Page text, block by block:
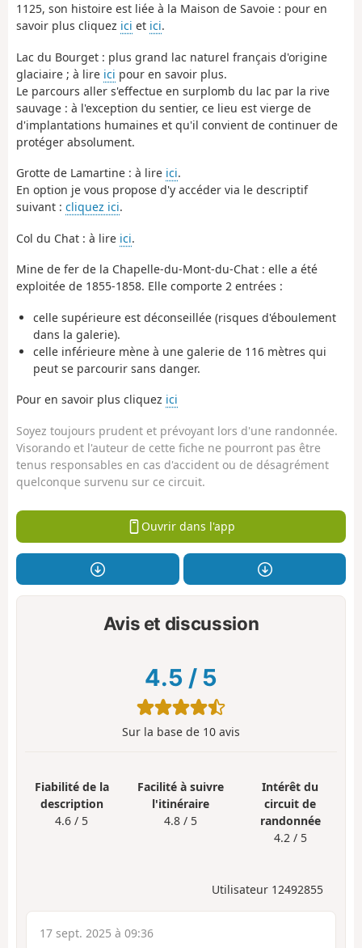
1125, son histoire est liée à la Maison de Savoie : pour en
savoir plus cliquez ici et ici.
Lac du Bourget : plus grand lac naturel français d'origine
glaciaire ; à lire ici pour en savoir plus.
Le parcours aller s'effectue en surplomb du lac par la rive
sauvage : à l'exception du sentier, ce lieu est vierge de
d'implantations humaines et qu'il convient de continuer de
protéger absolument.
Grotte de Lamartine : à lire ici.
En option je vous propose d'y accéder via le descriptif
suivant : cliquez ici.
Col du Chat : à lire ici.
Mine de fer de la Chapelle-du-Mont-du-Chat : elle a été
exploitée de 1855-1858. Elle comporte 2 entrées :
celle supérieure est déconseillée (risques d'éboulement
dans la galerie).
celle inférieure mène à une galerie de 116 mètres qui
peut se parcourir sans danger.
Pour en savoir plus cliquez ici
Soyez toujours prudent et prévoyant lors d'une randonnée.
Visorando et l'auteur de cette fiche ne pourront pas être
tenus responsables en cas d'accident ou de désagrément
quelconque survenu sur ce circuit.
Ouvrir dans l'app
Avis et discussion
4.5 / 5
Sur la base de 10 avis
Fiabilité de la
description
4.6 / 5
Facilité à suivre
l'itinéraire
4.8 / 5
Intérêt du
circuit de
randonnée
4.2 / 5
Utilisateur 12492855
17 sept. 2025 à 09:36